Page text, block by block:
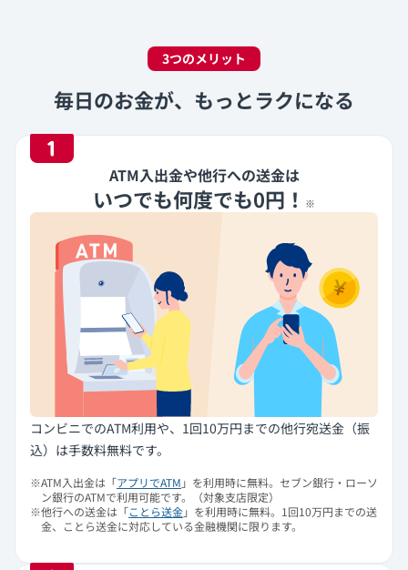
3つのメリット
毎日のお金が、もっとラクになる
ATM入出金や他行への送金は
いつでも何度でも0円！ ※
コンビニでのATM利用や、1回10万円までの他行宛送金（振
込）は手数料無料です。
※ATM入出金は「アプリでATM 」を利用時に無料。セブン銀行・ローソ
ン銀行のATMで利用可能です。（対象支店限定）
※他行への送金は「ことら送金」を利用時に無料。1回10万円までの送
金、ことら送金に対応している金融機関に限ります。